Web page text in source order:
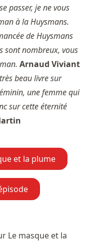
passer, je ne vous
à la Huysmans.
de Huysmans
sont nombreux, vous
Arnaud Viviant
beau livre sur
une femme qui
sur cette éternité
et la plume
Le masque et la